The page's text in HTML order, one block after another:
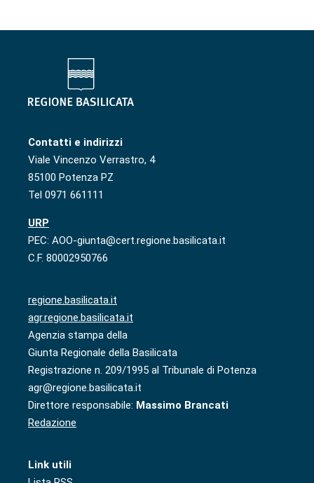
Contatti e indirizzi
Viale Vincenzo Verrastro, 4
85100 Potenza PZ
Tel 0971 661111
URP
PEC: AOO-giunta@cert.regione.basilicata.it
C.F. 80002950766
regione.basilicata.it
agr.regione.basilicata.it
Agenzia stampa della
Giunta Regionale della Basilicata
Registrazione n. 209/1995 al Tribunale di Potenza
agr@regione.basilicata.it
Direttore responsabile: Massimo Brancati
Redazione
Link utili